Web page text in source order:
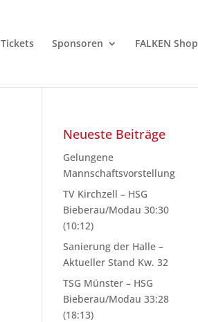
Tickets Sponsoren FALKEN Shop
Neueste Beiträge
Gelungene
Mannschaftsvorstellung
TV Kirchzell – HSG
Bieberau/Modau 30:30
(10:12)
Sanierung der Halle –
Aktueller Stand Kw. 32
TSG Münster – HSG
Bieberau/Modau 33:28
(18:13)